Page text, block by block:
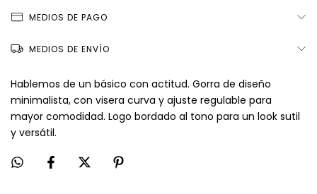
MEDIOS DE PAGO
MEDIOS DE ENVÍO
Hablemos de un básico con actitud. Gorra de diseño
minimalista, con visera curva y ajuste regulable para
mayor comodidad. Logo bordado al tono para un look sutil
y versátil.